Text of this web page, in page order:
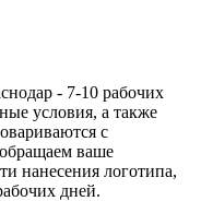
- 7-10 рабочих
условия, а также
с
ваше
нанесения логотипа,
дней.